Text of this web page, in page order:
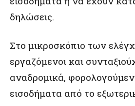
δηλώσεις.
Στο μικροσκόπιο των
εργαζόμενοι και
αναδρομικά,
εισοδήματα από το